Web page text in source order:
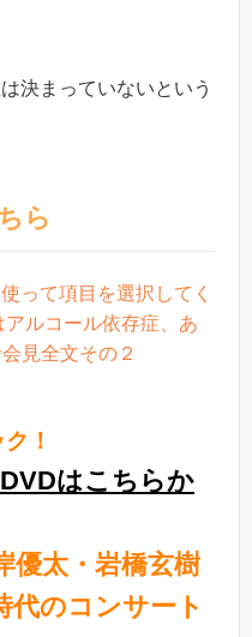
決まっていないという
ら
って項目を選択してく
ルコール依存症、あ
見全文その２
！
はこちらか
優太・岩橋玄樹
代のコンサート